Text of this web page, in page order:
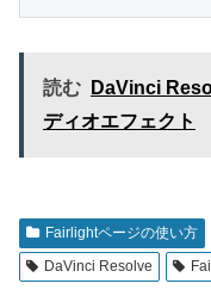
読む
DaVinci
ディオエフェクト
Fairlightページの使い方
DaVinci Resolve